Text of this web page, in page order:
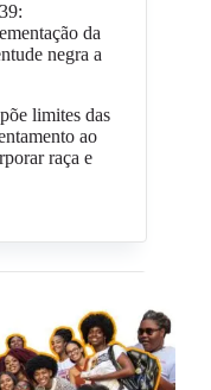
da
negra a
limites das
ao
raça e